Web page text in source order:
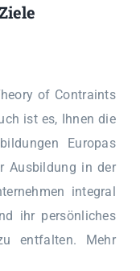
of Contraints
ist es, Ihnen die
Europas
Ausbildung in der
integral
ihr persönliches
entfalten. Mehr